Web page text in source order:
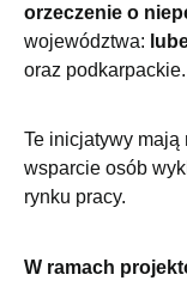
orzeczenie o
województwa:
oraz podkarpackie.
Te inicjatywy
wsparcie osób
rynku pracy.
W ramach